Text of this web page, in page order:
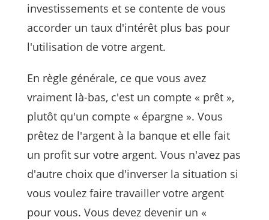
investissements et se contente de vous
accorder un taux d'intérêt plus bas pour
l'utilisation de votre argent.
En règle générale, ce que vous avez
vraiment là-bas, c'est un compte « prêt »,
plutôt qu'un compte « épargne ». Vous
prêtez de l'argent à la banque et elle fait
un profit sur votre argent. Vous n'avez pas
d'autre choix que d'inverser la situation si
vous voulez faire travailler votre argent
pour vous. Vous devez devenir un «